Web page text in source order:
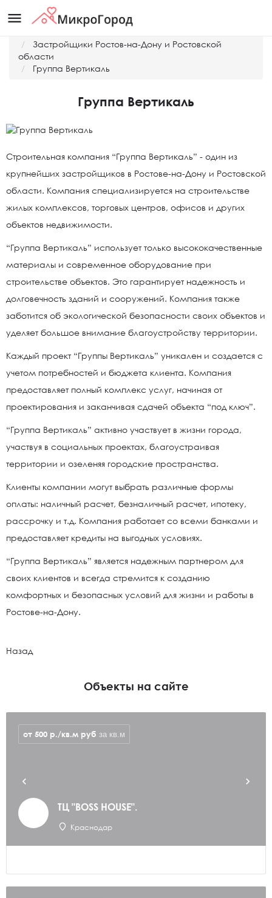
menu
Застройщики Ростов-на-Дону и Ростовской
области
Группа Вертикаль
Группа Вертикаль
Строительная компания “Группа Вертикаль” - один из
крупнейших застройщиков в Ростове-на-Дону и Ростовской
области. Компания специализируется на строительстве
жилых комплексов, торговых центров, офисов и других
объектов недвижимости.
“Группа Вертикаль” использует только высококачественные
материалы и современное оборудование при
строительстве объектов. Это гарантирует надежность и
долговечность зданий и сооружений. Компания также
заботится об экологической безопасности своих объектов и
уделяет большое внимание благоустройству территории.
Каждый проект “Группы Вертикаль” уникален и создается с
учетом потребностей и бюджета клиента. Компания
предоставляет полный комплекс услуг, начиная от
проектирования и заканчивая сдачей объекта “под ключ”.
“Группа Вертикаль” активно участвует в жизни города,
участвуя в социальных проектах, благоустраивая
территории и озеленяя городские пространства.
Клиенты компании могут выбрать различные формы
оплаты: наличный расчет, безналичный расчет, ипотеку,
рассрочку и т.д. Компания работает со всеми банками и
предоставляет кредиты на выгодных условиях.
“Группа Вертикаль” является надежным партнером для
своих клиентов и всегда стремится к созданию
комфортных и безопасных условий для жизни и работы в
Ростове-на-Дону.
Назад
Объекты на сайте
ТЦ "BOSS HOUSE".
Краснодар
от 500 р./кв.м руб за кв.м